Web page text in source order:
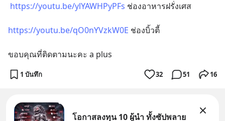
https://youtu.be/ylYAWHPyPFs ช่องอาหารฝรั่งเศส
https://youtu.be/qO0nYVzkW0E ช่องบิ้วตี้
ขอบคุณที่ติดตามนะคะ a plus
1 บันทึก 32 51 16
โอกาสลงทุน 10 ผู้นำ ทั้งซัปพลาย